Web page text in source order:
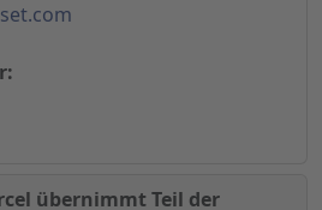
übernimmt Teil der